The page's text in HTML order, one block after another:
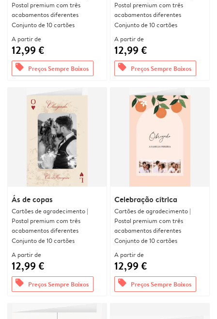
Postal premium com três
acabamentos diferentes
Conjunto de 10 cartões
A partir de
12,99 €
offers Preços Sempre Baixos
Postal premium com três
acabamentos diferentes
Conjunto de 10 cartões
A partir de
12,99 €
offers Preços Sempre Baixos
Ás de copas
Cartões de agradecimento |
Postal premium com três
acabamentos diferentes
Conjunto de 10 cartões
A partir de
12,99 €
offers Preços Sempre Baixos
Celebração cítrica
Cartões de agradecimento |
Postal premium com três
acabamentos diferentes
Conjunto de 10 cartões
A partir de
12,99 €
offers Preços Sempre Baixos